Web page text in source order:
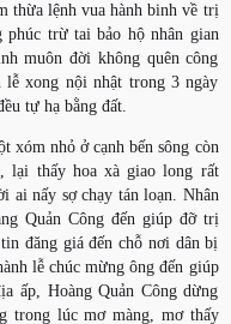
thừa lệnh vua hành binh về trị
phúc trừ tai bảo hộ nhân gian
muôn đời không quên công
xong nội nhật trong 3 ngày
tự hạ bằng đất.
xóm nhỏ ở cạnh bến sông còn
lại thấy hoa xà giao long rất
ai nấy sợ chạy tán loạn. Nhân
Quản Công đến giúp đỡ trị
đăng giá đến chỗ nơi dân bị
lễ chúc mừng ông đến giúp
ấp, Hoàng Quản Công dừng
trong lúc mơ màng, mơ thấy